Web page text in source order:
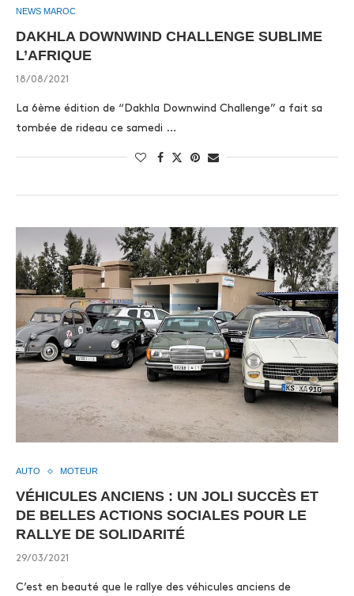
NEWS MAROC
DAKHLA DOWNWIND CHALLENGE SUBLIME
L’AFRIQUE
18/08/2021
La 6ème édition de “Dakhla Downwind Challenge” a fait sa
tombée de rideau ce samedi …
AUTO MOTEUR
VÉHICULES ANCIENS : UN JOLI SUCCÈS ET
DE BELLES ACTIONS SOCIALES POUR LE
RALLYE DE SOLIDARITÉ
29/03/2021
C’est en beauté que le rallye des véhicules anciens de